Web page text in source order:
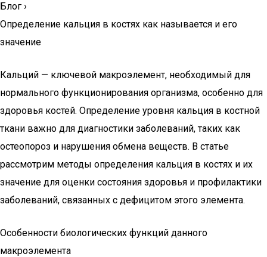
Блог ›
Определение кальция в костях как называется и его
значение
Кальций — ключевой макроэлемент, необходимый для
нормального функционирования организма, особенно для
здоровья костей. Определение уровня кальция в костной
ткани важно для диагностики заболеваний, таких как
остеопороз и нарушения обмена веществ. В статье
рассмотрим методы определения кальция в костях и их
значение для оценки состояния здоровья и профилактики
заболеваний, связанных с дефицитом этого элемента.
Особенности биологических функций данного
макроэлемента